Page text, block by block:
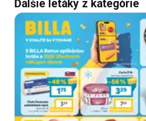
Ďalšie letáky z kategórie